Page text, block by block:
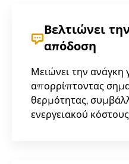
Βελτιώνει
απόδοση
Μειώνει την ανάγκη
απορρίπτοντας
θερμότητας,
ενεργειακού